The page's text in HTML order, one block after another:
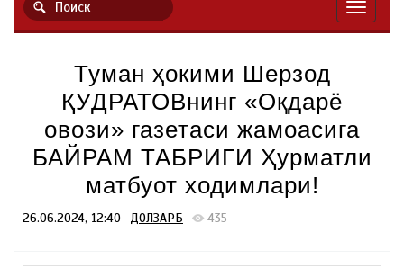
Туман ҳокими Шерзод
ҚУДРАТОВнинг «Оқдарё
овози» газетаси жамоасига
БАЙРАМ ТАБРИГИ Ҳурматли
матбуот ходимлари!
26.06.2024, 12:40 ДОЛЗАРБ 435